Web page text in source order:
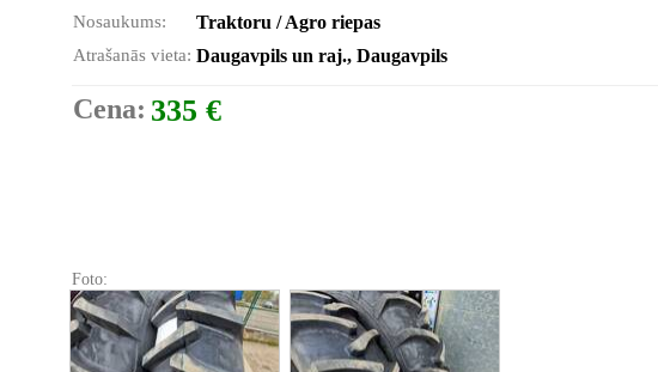
Nosaukums: Traktoru / Agro riepas
Atrašanās vieta: Daugavpils un raj., Daugavpils
Cena: 335 €
Foto: